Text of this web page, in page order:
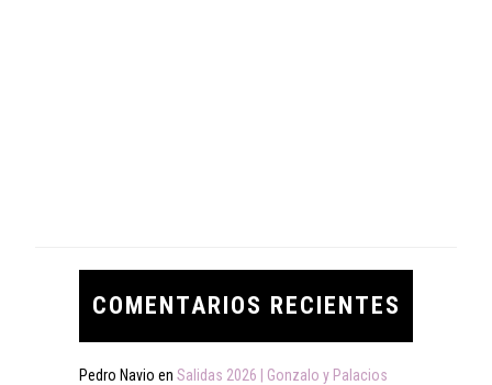
COMENTARIOS RECIENTES
Pedro Navio en Salidas 2026 | Gonzalo y Palacios